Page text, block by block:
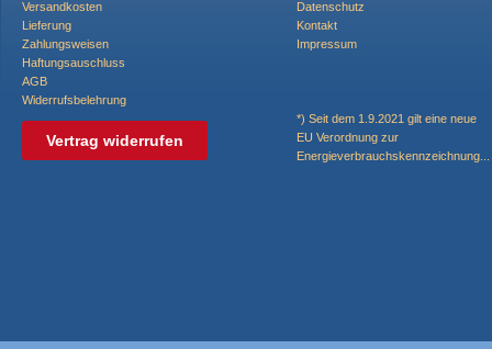
Versandkosten
Lieferung
Zahlungsweisen
Haftungsauschluss
AGB
Widerrufsbelehrung
Vertrag widerrufen
Datenschutz
Kontakt
Impressum
*) Seit dem 1.9.2021 gilt eine neue
EU Verordnung zur
Energieverbrauchskennzeichnung...